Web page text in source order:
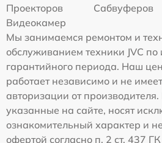
Проекторов
Сабвуферов
Видеокамер
Мы занимаемся ремонтом и
обслуживанием техники JVC по
гарантийного периода. Наш
работает независимо и не
авторизации от
указанные на сайте, носят
ознакомительный характер и
офертой согласно п. 2 ст. 437